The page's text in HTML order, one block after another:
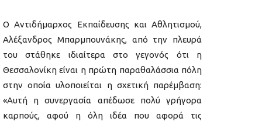
Ο Αντιδήμαρχος Εκπαίδευσης και Αθλητισμού,
Αλέξανδρος Μπαρμπουνάκης, από την πλευρά
του στάθηκε ιδιαίτερα στο γεγονός ότι η
Θεσσαλονίκη είναι η πρώτη παραθαλάσσια πόλη
στην οποία υλοποιείται η σχετική παρέμβαση:
«Αυτή η συνεργασία απέδωσε πολύ γρήγορα
καρπούς, αφού η όλη ιδέα που αφορά τις